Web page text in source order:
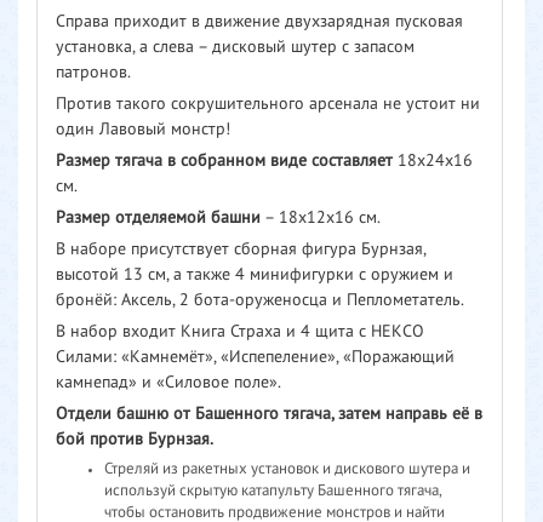
Справа приходит в движение двухзарядная пусковая
установка, а слева – дисковый шутер с запасом
патронов.
Против такого сокрушительного арсенала не устоит ни
один Лавовый монстр!
Размер тягача в собранном виде составляет 18х24х16
см.
Размер отделяемой башни – 18х12х16 см.
В наборе присутствует сборная фигура Бурнзая,
высотой 13 см, а также 4 минифигурки с оружием и
бронёй: Аксель, 2 бота-оруженосца и Пеплометатель.
В набор входит Книга Страха и 4 щита с НЕКСО
Силами: «Камнемёт», «Испепеление», «Поражающий
камнепад» и «Силовое поле».
Отдели башню от Башенного тягача, затем направь её в
бой против Бурнзая.
Стреляй из ракетных установок и дискового шутера и
используй скрытую катапульту Башенного тягача,
чтобы остановить продвижение монстров и найти